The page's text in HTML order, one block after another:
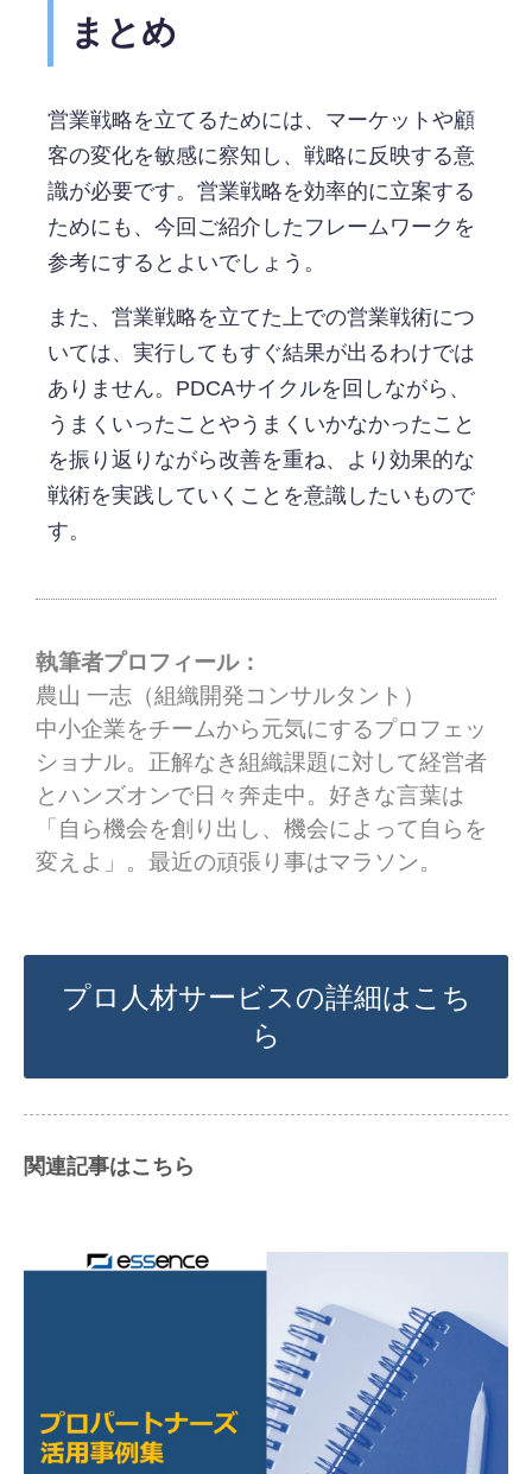
まとめ
営業戦略を立てるためには、マーケットや顧
客の変化を敏感に察知し、戦略に反映する意
識が必要です。営業戦略を効率的に立案する
ためにも、今回ご紹介したフレームワークを
参考にするとよいでしょう。
また、営業戦略を立てた上での営業戦術につ
いては、実行してもすぐ結果が出るわけでは
ありません。PDCAサイクルを回しながら、
うまくいったことやうまくいかなかったこと
を振り返りながら改善を重ね、より効果的な
戦術を実践していくことを意識したいもので
す。
執筆者プロフィール：
農山 一志（組織開発コンサルタント）
中小企業をチームから元気にするプロフェッ
ショナル。正解なき組織課題に対して経営者
とハンズオンで日々奔走中。好きな言葉は
「自ら機会を創り出し、機会によって自らを
変えよ」。最近の頑張り事はマラソン。
プロ人材サービスの詳細はこち
ら
関連記事はこちら